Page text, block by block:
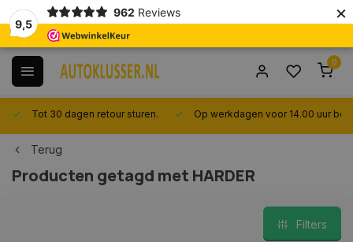
9,5
962 Reviews ×
0
Tot 30 dagen retour sturen. Op werkdagen voor 14.00 uur
Terug
Producten getagd met HARDER
Filters